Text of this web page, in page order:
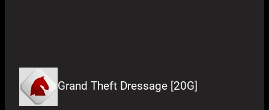
Grand Theft Dressage [20G]